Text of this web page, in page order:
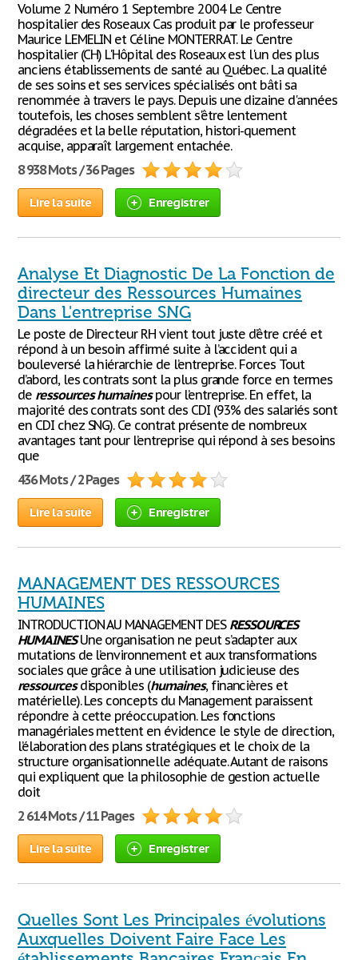
Volume 2 Numéro 1 Septembre 2004 Le Centre
hospitalier des Roseaux Cas produit par le professeur
Maurice LEMELIN et Céline MONTERRAT. Le Centre
hospitalier (CH) L'Hôpital des Roseaux est l'un des plus
anciens établissements de santé au Québec. La qualité
de ses soins et ses services spécialisés ont bâti sa
renommée à travers le pays. Depuis une dizaine d'années
toutefois, les choses semblent s'être lentement
dégradées et la belle réputation, histori-quement
acquise, apparaît largement entachée.
8 938 Mots / 36 Pages
Lire la suite Enregistrer
Analyse Et Diagnostic De La Fonction de
directeur des Ressources Humaines
Dans L'entreprise SNG
Le poste de Directeur RH vient tout juste d’être créé et
répond à un besoin affirmé suite à l’accident qui a
bouleversé la hiérarchie de l’entreprise. Forces Tout
d’abord, les contrats sont la plus grande force en termes
de ressources humainespour l’entreprise. En effet, la
majorité des contrats sont des CDI (93% des salariés sont
en CDI chez SNG). Ce contrat présente de nombreux
avantages tant pour l’entreprise qui répond à ses besoins
que
436 Mots / 2 Pages
Lire la suite Enregistrer
MANAGEMENT DES RESSOURCES
HUMAINES
INTRODUCTION AU MANAGEMENT DES RESSOURCES
HUMAINESUne organisation ne peut s’adapter aux
mutations de l’environnement et aux transformations
sociales que grâce à une utilisation judicieuse des
ressourcesdisponibles (humaines, financières et
matérielle). Les concepts du Management paraissent
répondre à cette préoccupation. Les fonctions
managériales mettent en évidence le style de direction,
l’élaboration des plans stratégiques et le choix de la
structure organisationnelle adéquate. Autant de raisons
qui expliquent que la philosophie de gestion actuelle
doit
2 614 Mots / 11 Pages
Lire la suite Enregistrer
Quelles Sont Les Principales évolutions
Auxquelles Doivent Faire Face Les